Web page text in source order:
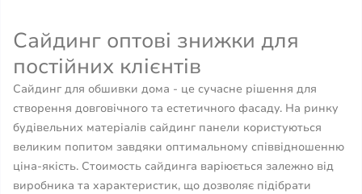
Сайдинг оптові знижки для
постійних клієнтів
Сайдинг для обшивки дома - це сучасне рішення для
створення довговічного та естетичного фасаду. На ринку
будівельних матеріалів сайдинг панели користуються
великим попитом завдяки оптимальному співвідношенню
ціна-якість. Стоимость сайдинга варіюється залежно від
виробника та характеристик, що дозволяє підібрати